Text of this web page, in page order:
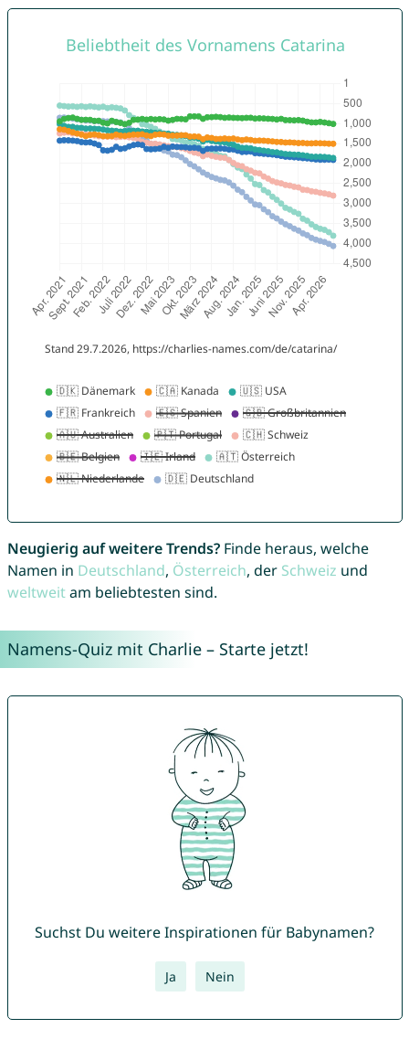
Neugierig auf weitere Trends?Finde heraus, welche
Namen in Deutschland, Österreich, der Schweiz und
weltweitam beliebtesten sind.
Namens-Quiz mit Charlie – Starte jetzt!
Suchst Du weitere Inspirationen für Babynamen?
Ja Nein